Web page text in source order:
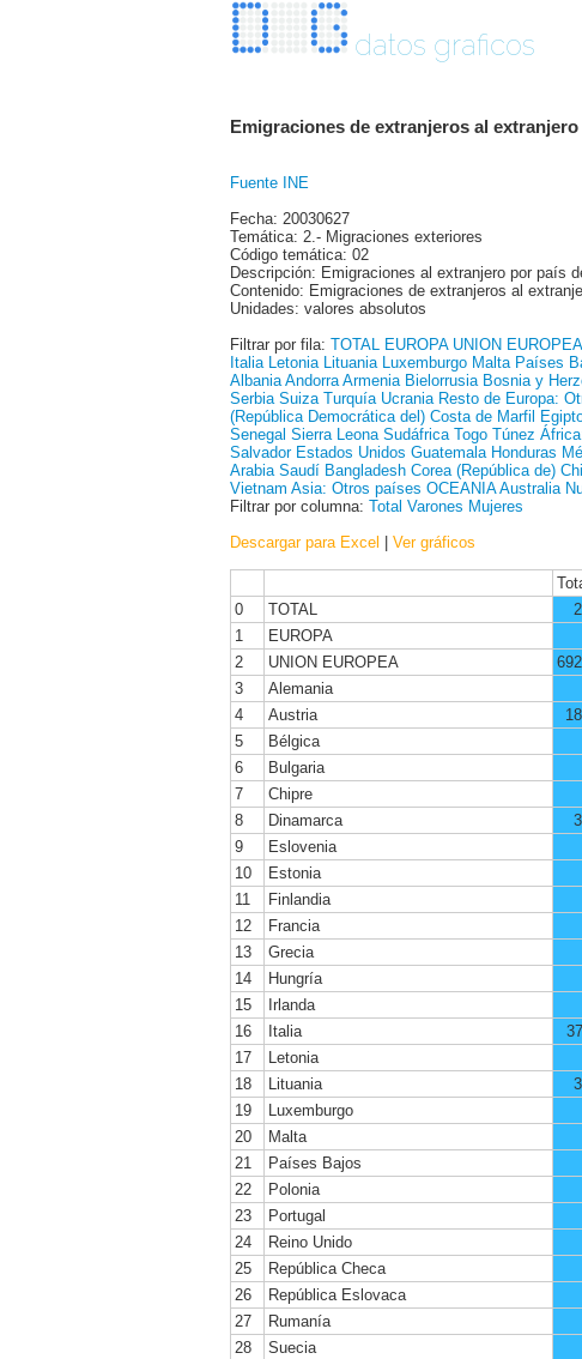
datos graficos
Emigraciones de extranjeros al
Fuente INE
Fecha: 20030627
Temática: 2.- Migraciones exteriores
Código temática: 02
Descripción: Emigraciones al extranjero por país
Contenido: Emigraciones de extranjeros al
Unidades: valores absolutos
Filtrar por fila: TOTAL EUROPA UNION EUROPEA
Italia Letonia Lituania Luxemburgo Malta Países
Albania Andorra Armenia Bielorrusia Bosnia y
Serbia Suiza Turquía Ucrania Resto de Europa:
(República Democrática del) Costa de Marfil
Senegal Sierra Leona Sudáfrica Togo Túnez
Salvador Estados Unidos Guatemala Honduras
Arabia Saudí Bangladesh Corea (República de)
Vietnam Asia: Otros países OCEANIA Australia
Filtrar por columna: Total Varones Mujeres
Descargar para Excel | Ver gráficos
0
TOTAL
1
EUROPA
2
UNION EUROPEA
3
Alemania
4
Austria
5
Bélgica
6
Bulgaria
7
Chipre
8
Dinamarca
9
Eslovenia
10
Estonia
11
Finlandia
12
Francia
13
Grecia
14
Hungría
15
Irlanda
16
Italia
17
Letonia
18
Lituania
19
Luxemburgo
20
Malta
21
Países Bajos
22
Polonia
23
Portugal
24
Reino Unido
25
República Checa
26
República Eslovaca
27
Rumanía
28
Suecia